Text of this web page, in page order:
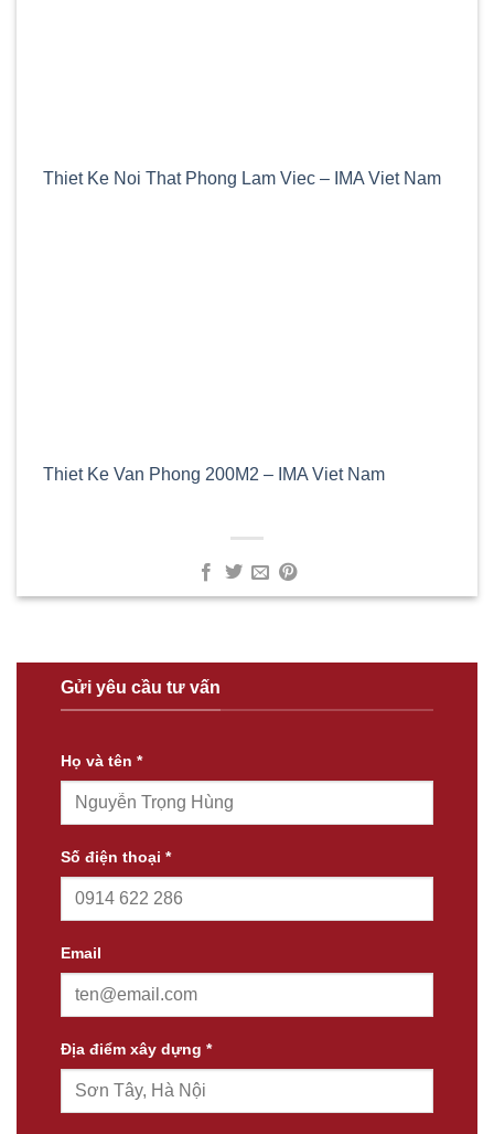
Thiet Ke Noi That Phong Lam Viec – IMA Viet Nam
Thiet Ke Van Phong 200M2 – IMA Viet Nam
Gửi yêu cầu tư vấn
Họ và tên *
Số điện thoại *
Email
Địa điểm xây dựng *